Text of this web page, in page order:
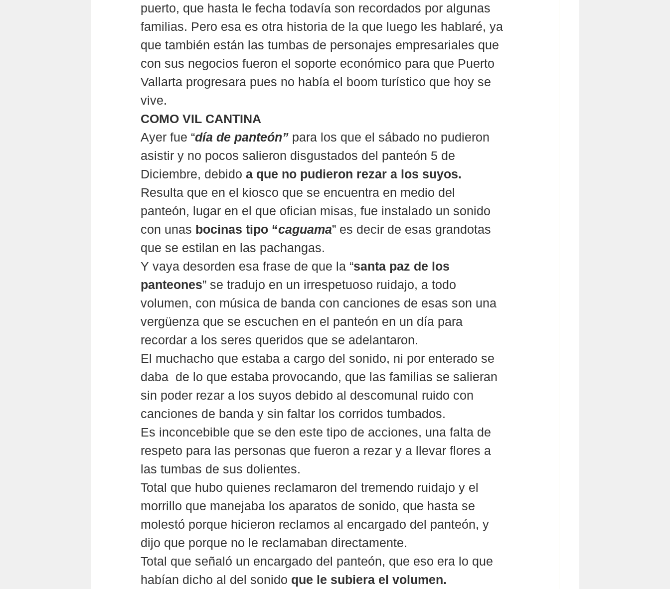
puerto, que hasta le fecha todavía son recordados por algunas
familias. Pero esa es otra historia de la que luego les hablaré, ya
que también están las tumbas de personajes empresariales que
con sus negocios fueron el soporte económico para que Puerto
Vallarta progresara pues no había el boom turístico que hoy se
vive.
COMO VIL CANTINA
Ayer fue “día de panteón” para los que el sábado no pudieron
asistir y no pocos salieron disgustados del panteón 5 de
Diciembre, debido a que no pudieron rezar a los suyos.
Resulta que en el kiosco que se encuentra en medio del
panteón, lugar en el que ofician misas, fue instalado un sonido
con unas bocinas tipo “caguama” es decir de esas grandotas
que se estilan en las pachangas.
Y vaya desorden esa frase de que la “santa paz de los
panteones” se tradujo en un irrespetuoso ruidajo, a todo
volumen, con música de banda con canciones de esas son una
vergüenza que se escuchen en el panteón en un día para
recordar a los seres queridos que se adelantaron.
El muchacho que estaba a cargo del sonido, ni por enterado se
daba  de lo que estaba provocando, que las familias se salieran
sin poder rezar a los suyos debido al descomunal ruido con
canciones de banda y sin faltar los corridos tumbados.
Es inconcebible que se den este tipo de acciones, una falta de
respeto para las personas que fueron a rezar y a llevar flores a
las tumbas de sus dolientes.
Total que hubo quienes reclamaron del tremendo ruidajo y el
morrillo que manejaba los aparatos de sonido, que hasta se
molestó porque hicieron reclamos al encargado del panteón, y
dijo que porque no le reclamaban directamente.
Total que señaló un encargado del panteón, que eso era lo que
habían dicho al del sonido que le subiera el volumen.